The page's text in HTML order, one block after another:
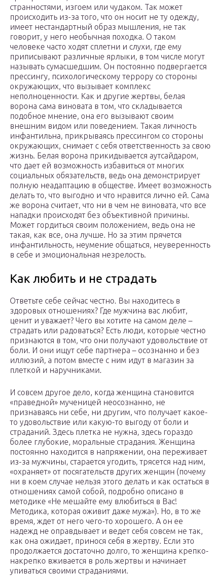
странностями, изгоем или чудаком. Так может
происходить из-за того, что он носит не ту одежду,
имеет нестандартный образ мышления, не так
говорит, у него необычная походка. О таком
человеке часто ходят сплетни и слухи, где ему
приписывают различные ярлыки, в том числе могут
называть сумасшедшим. Он постоянно подвергается
прессингу, психологическому террору со стороны
окружающих, что вызывает комплекс
неполноценности. Как и другие жертвы, белая
ворона сама виновата в том, что складывается
подобное мнение, она его вызывают своим
внешним видом или поведением. Такая личность
инфантильна, прикрываясь прессингом со стороны
окружающих, снимает с себя ответственность за свою
жизнь. Белая ворона прикидывается аутсайдаром,
что дает ей возможность избавиться от многих
социальных обязательств, ведь она демонстрирует
полную неадаптацию в обществе. Имеет возможность
делать то, что выгодно и что нравится лично ей. Сама
же ворона считает, что ни в чем не виновата, что все
нападки происходят без объективной причины.
Может гордиться своим положением, ведь она не
такая, как все, она лучше. Но за этим прячется
инфантильность, неумение общаться, неуверенность
в себе и эмоциональная незрелость.
Как любить и не страдать
Ответьте себе сейчас честно. Вы находитесь в
здоровых отношениях? Где мужчина вас любит,
ценит и уважает? Чего вы хотите на самом деле –
страдать или радоваться? Есть люди, которые честно
признаются в том, что они получают удовольствие от
боли. И они ищут себе партнера – осознанно и без
иллюзий, а потом вместе с ним идут в магазин за
плеткой и наручниками.
И совсем другое дело, когда женщина становится
«праведной» мученицей неосознанно, не
признаваясь ни себе, ни другим, что получает какое-
то удовольствие или какую-то выгоду от боли и
страданий. Здесь плетка не нужна, здесь гораздо
более глубокие, моральные страдания. Женщина
постоянно находится в напряжении, она переживает
из-за мужчины, старается угодить, трясется над ним,
«охраняет» от посягательств других женщин (почему
ни в коем случае нельзя этого делать и как остаться в
отношениях самой собой, подробно описано в
методике «Не мешайте ему влюбиться в Вас!
Методика, которая оживит даже мужа»). Но, в то же
время, ждет от него чего-то хорошего. А он ее
надежд не оправдывает и ведет себя совсем не так,
как она ожидает, принося себя в жертву. Если это
продолжается достаточно долго, то женщина крепко-
накрепко вживается в роль жертвы и начинает
упиваться своими страданиями.